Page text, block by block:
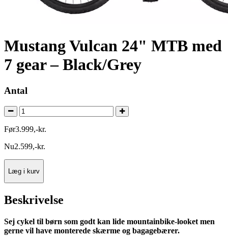
Mustang Vulcan 24" MTB med
7 gear – Black/Grey
Antal
Før3.999,-kr.
Nu2.599,-kr.
Læg i kurv
Beskrivelse
Sej cykel til børn som godt kan lide mountainbike-looket men
gerne vil have monterede skærme og bagagebærer.